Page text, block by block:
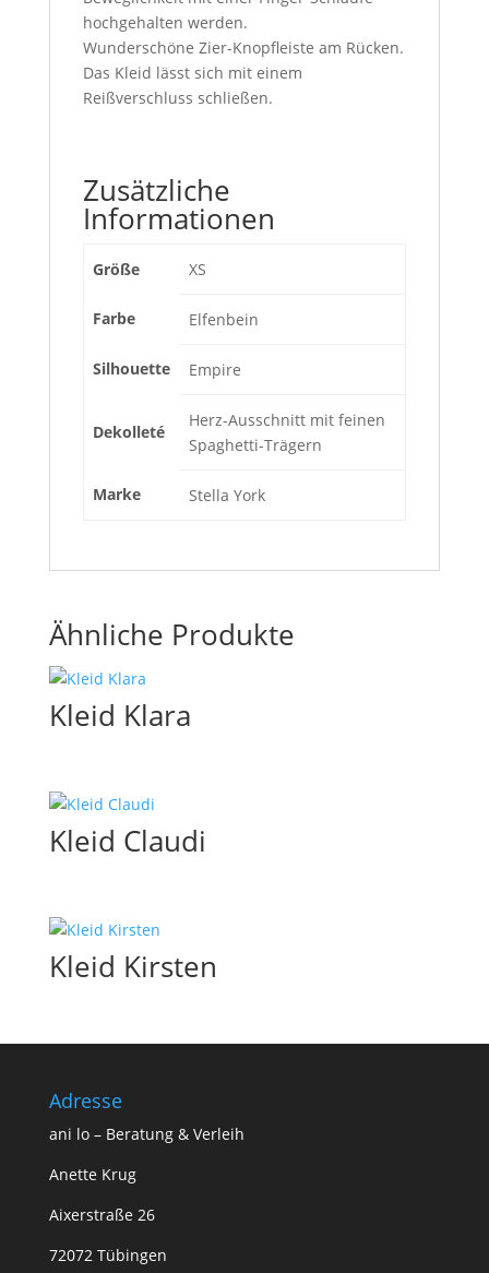
hochgehalten werden.
Wunderschöne Zier-Knopfleiste am Rücken.
Das Kleid lässt sich mit einem
Reißverschluss schließen.
Zusätzliche
Informationen
Größe XS
Farbe Elfenbein
Silhouette Empire
Dekolleté
Herz-Ausschnitt mit feinen
Spaghetti-Trägern
Marke Stella York
Ähnliche Produkte
Kleid Klara
Kleid Claudi
Kleid Kirsten
Adresse
ani lo – Beratung & Verleih
Anette Krug
Aixerstraße 26
72072 Tübingen